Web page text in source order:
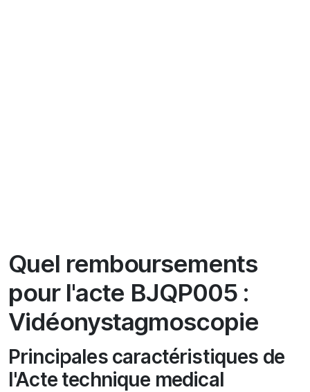
Quel remboursements
pour l'acte BJQP005 :
Vidéonystagmoscopie
Principales caractéristiques de
l'Acte technique medical